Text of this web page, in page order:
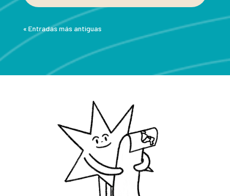
« Entradas más antiguas